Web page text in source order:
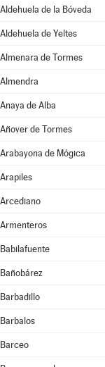
Aldehuela de la Bóveda
Aldehuela de Yeltes
Almenara de Tormes
Almendra
Anaya de Alba
Añover de Tormes
Arabayona de Mógica
Arapiles
Arcediano
Armenteros
Babilafuente
Bañobárez
Barbadillo
Barbalos
Barceo